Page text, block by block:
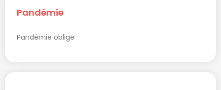
Pandémie
Pandémie oblige